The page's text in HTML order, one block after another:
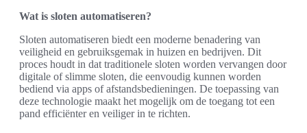
Wat is sloten automatiseren?
Sloten automatiseren biedt een moderne benadering van
veiligheid en gebruiksgemak in huizen en bedrijven. Dit
proces houdt in dat traditionele sloten worden vervangen door
digitale of slimme sloten, die eenvoudig kunnen worden
bediend via apps of afstandsbedieningen. De toepassing van
deze technologie maakt het mogelijk om de toegang tot een
pand efficiënter en veiliger in te richten.